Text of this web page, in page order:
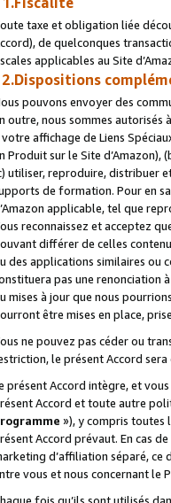
taxe et obligation liée
de quelconques
applicables au Site
pouvons envoyer des
outre, nous sommes
votre affichage de Liens
Produit sur le Site
utiliser, reproduire, distribuer
de formation. Pour en
applicable, tel que
reconnaissez et acceptez
différer de celles
des applications similaires ou
pas une renonciation
mises à jour que nous
être mises en place,
ne pouvez pas céder ou
le présent Accord
présent Accord intègre, et
Accord et toute autre
»), y compris toutes
Accord prévaut. En cas
d’affiliation séparé, ce
vous et nous concernant le